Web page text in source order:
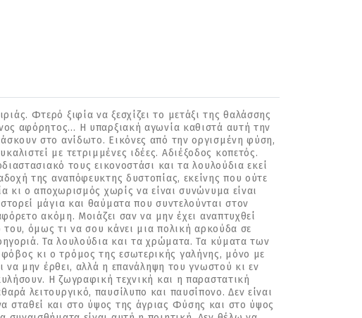
Φτερό ξιφία να ξεσχίζει το μετάξι της θαλάσσης
αφόρητος… Η υπαρξιακή αγωνία καθιστά αυτή την
στο ανίδωτο. Εικόνες από την οργισμένη φύση,
με τετριμμένες ιδέες. Αδιέξοδος κοπετός.
τους εικονοστάσι και τα λουλούδια εκεί
της αναπόφευκτης δυστοπίας, εκείνης που ούτε
ο αποχωρισμός χωρίς να είναι συνώνυμα είναι
μάγια και θαύματα που συντελούνται στον
ακόμη. Μοιάζει σαν να μην έχει αναπτυχθεί
όμως τι να σου κάνει μια πολική αρκούδα σε
Τα λουλούδια και τα χρώματα. Τα κύματα των
κι ο τρόμος της εσωτερικής γαλήνης, μόνο με
να μην έρθει, αλλά η επανάληψη του γνωστού κι εν
Η ζωγραφική τεχνική και η παραστατική
λειτουργικό, παυσίλυπο και παυσίπονο. Δεν είναι
σταθεί και στο ύψος της άγριας Φύσης και στο ύψος